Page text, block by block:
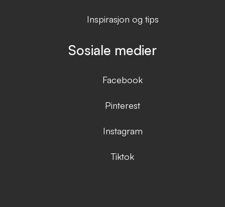
Inspirasjon og tips
Sosiale medier
Facebook
Pinterest
Instagram
Tiktok